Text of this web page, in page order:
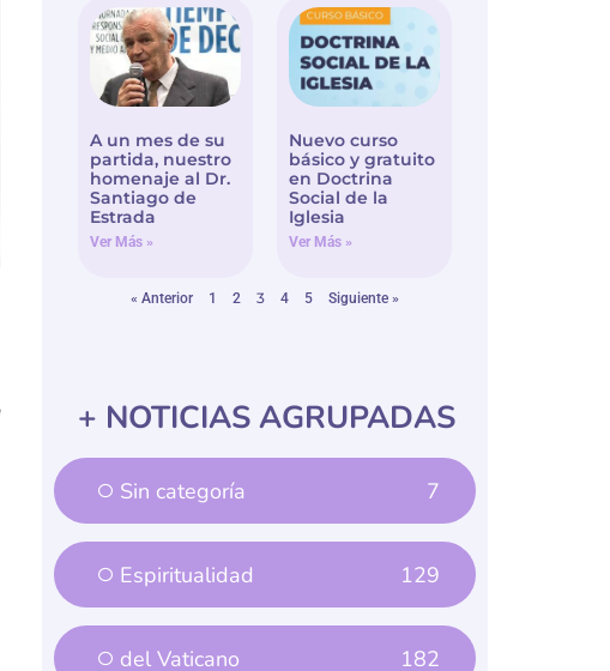
A un mes de su
partida, nuestro
homenaje al Dr.
Santiago de
Estrada
Ver Más »
Nuevo curso
básico y gratuito
en Doctrina
Social de la
Iglesia
Ver Más »
« Anterior 1 2 3 4 5 Siguiente »
+ NOTICIAS AGRUPADAS
Sin categoría 7
Espiritualidad 129
del Vaticano 182